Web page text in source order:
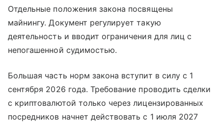
Отдельные положения закона посвящены
майнингу. Документ регулирует такую
деятельность и вводит ограничения для лиц с
непогашенной судимостью.
Большая часть норм закона вступит в силу с 1
сентября 2026 года. Требование проводить сделки
с криптовалютой только через лицензированных
посредников начнет действовать с 1 июля 2027